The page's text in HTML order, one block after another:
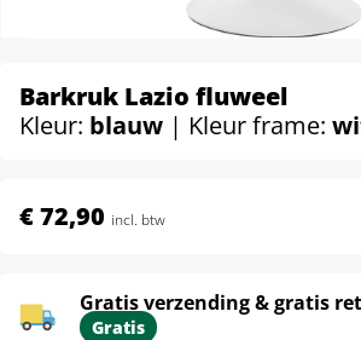
Barkruk Lazio fluweel
Kleur: blauw | Kleur frame:
€ 72,90 incl. btw
Gratis verzending & gratis
Gratis